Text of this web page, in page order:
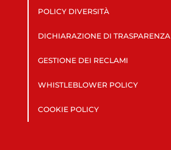
POLICY DIVERSITÀ
DICHIARAZIONE DI TRASPARENZA
GESTIONE DEI RECLAMI
WHISTLEBLOWER POLICY
COOKIE POLICY